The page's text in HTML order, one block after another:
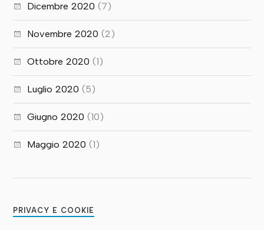
Dicembre 2020 (7)
Novembre 2020 (2)
Ottobre 2020 (1)
Luglio 2020 (5)
Giugno 2020 (10)
Maggio 2020 (1)
PRIVACY E COOKIE